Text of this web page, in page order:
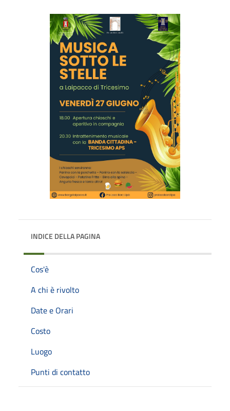
INDICE DELLA PAGINA
Cos'è
A chi è rivolto
Date e Orari
Costo
Luogo
Punti di contatto